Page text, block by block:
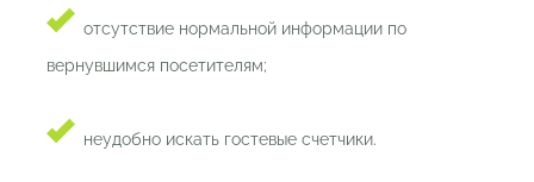
отсутствие нормальной информации по
вернувшимся посетителям;
неудобно искать гостевые счетчики.